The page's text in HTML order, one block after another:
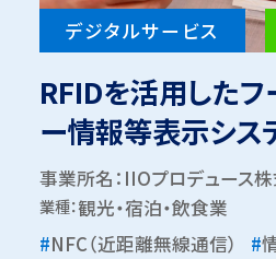
デジタルサービス
RFIDを活用したフ
ー情報等表示シス
事業所名：IIOプロデュース
業種：観光・宿泊・飲食業
#NFC（近距離無線通信） #